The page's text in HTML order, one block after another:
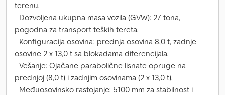
terenu.
- Dozvoljena ukupna masa vozila (GVW): 27 tona,
pogodna za transport teških tereta.
- Konfiguracija osovina: prednja osovina 8,0 t, zadnje
osovine 2 x 13,0 t sa blokadama diferencijala.
- Vešanje: Ojačane parabolične lisnate opruge na
prednjoj (8,0 t) i zadnjim osovinama (2 x 13,0 t).
- Međuosovinsko rastojanje: 5100 mm za stabilnost i